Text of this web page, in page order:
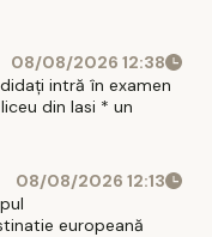
08/08/2026 12:38
intră în examen
din Iasi * un
08/08/2026 12:13
europeană